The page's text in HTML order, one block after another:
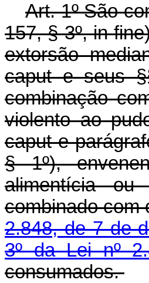
Art. 1º São
157, § 3º, in
extorsão
caput e seus
combinação
violento ao
caput e
§ 1º),
alimentícia ou
combinado com
2.848, de 7 de
3º da Lei nº
consumados.